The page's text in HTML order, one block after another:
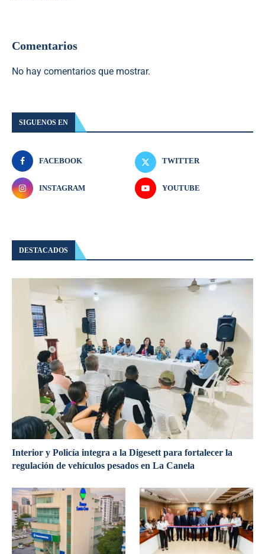
Comentarios
No hay comentarios que mostrar.
SIGUENOS EN
FACEBOOK TWITTER
INSTAGRAM YOUTUBE
DESTACADOS
Interior y Policía integra a la Digesett para fortalecer la
regulación de vehículos pesados en La Canela